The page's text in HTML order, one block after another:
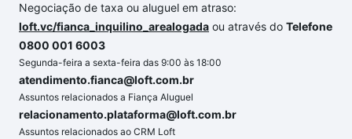
Negociação de taxa ou aluguel em atraso:
loft.vc/fianca_inquilino_arealogada ou através do Telefone
0800 001 6003
Segunda-feira a sexta-feira das 9:00 às 18:00
atendimento.fianca@loft.com.br
Assuntos relacionados a Fiança Aluguel
relacionamento.plataforma@loft.com.br
Assuntos relacionados ao CRM Loft